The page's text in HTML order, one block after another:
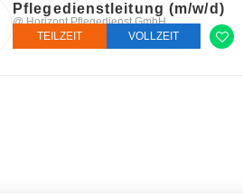
Pflegedienstleitung (m/w/d)
@ Horizont Pflegedienst GmbH
TEILZEIT
VOLLZEIT